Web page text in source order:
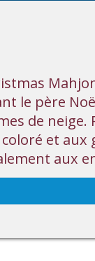
le père
de neige.
et aux
aux